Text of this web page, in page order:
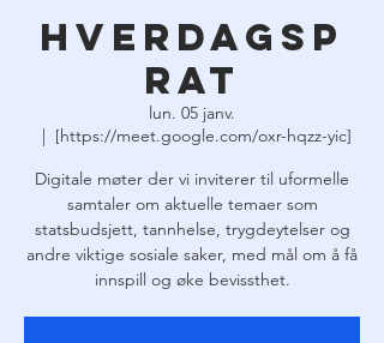
Hverdagsp
rat
lun. 05 janv.
  |
[https://meet.google.com/oxr-hqzz-yic]
Digitale møter der vi inviterer til uformelle
samtaler om aktuelle temaer som
statsbudsjett, tannhelse, trygdeytelser og
andre viktige sosiale saker, med mål om å få
innspill og øke bevissthet.